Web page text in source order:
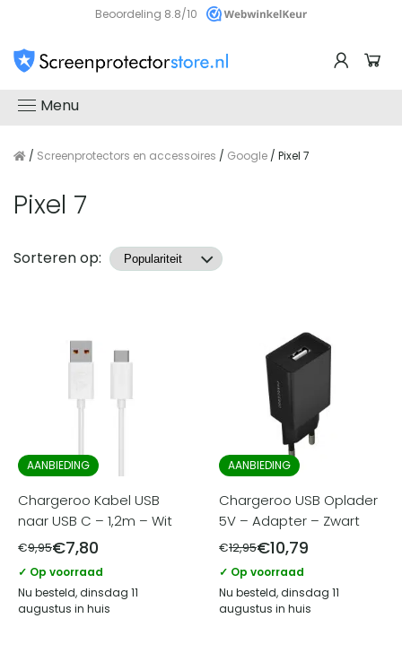
Beoordeling 8.8/10
Menu
/ Screenprotectors en accessoires / Google / Pixel 7
Pixel 7
Producten
Sorteren op:
AANBIEDING
Chargeroo Kabel USB
naar USB C – 1,2m – Wit
€9,95€7,80
✓ Op voorraad
Nu besteld, dinsdag 11
augustus in huis
AANBIEDING
Chargeroo USB Oplader
5V – Adapter – Zwart
€12,95€10,79
✓ Op voorraad
Nu besteld, dinsdag 11
augustus in huis